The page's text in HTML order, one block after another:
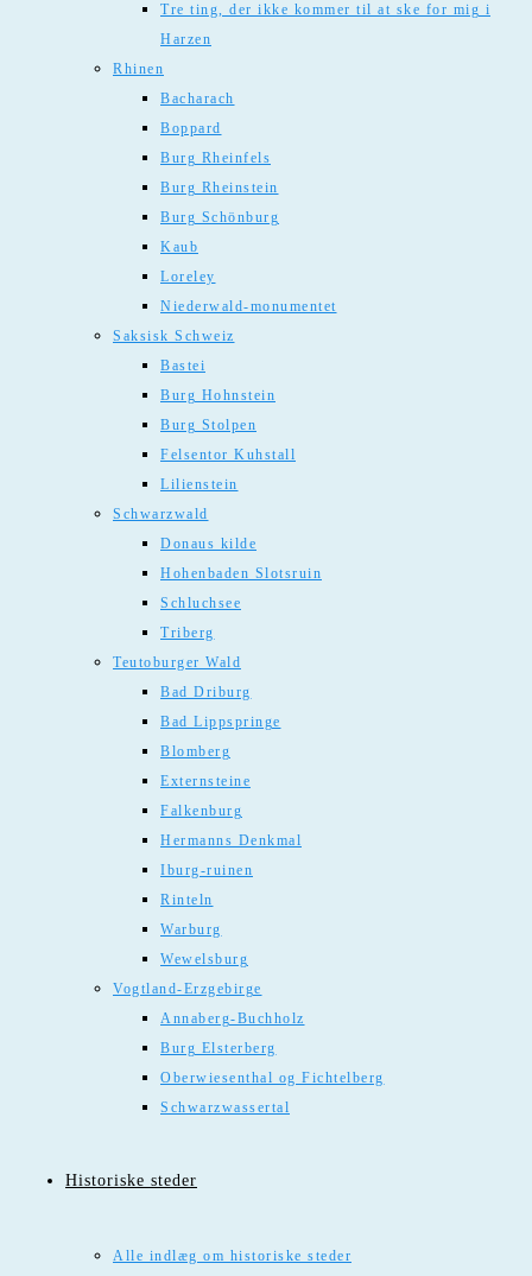
Tre ting, der ikke kommer til at ske for mig i
Harzen
Rhinen
Bacharach
Boppard
Burg Rheinfels
Burg Rheinstein
Burg Schönburg
Kaub
Loreley
Niederwald-monumentet
Saksisk Schweiz
Bastei
Burg Hohnstein
Burg Stolpen
Felsentor Kuhstall
Lilienstein
Schwarzwald
Donaus kilde
Hohenbaden Slotsruin
Schluchsee
Triberg
Teutoburger Wald
Bad Driburg
Bad Lippspringe
Blomberg
Externsteine
Falkenburg
Hermanns Denkmal
Iburg-ruinen
Rinteln
Warburg
Wewelsburg
Vogtland-Erzgebirge
Annaberg-Buchholz
Burg Elsterberg
Oberwiesenthal og Fichtelberg
Schwarzwassertal
Historiske steder
Alle indlæg om historiske steder